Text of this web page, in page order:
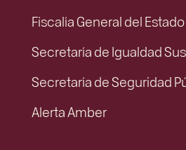
Fiscalía General del Estado
Secretaría de Igualdad
Secretaría de Seguridad
Alerta Amber